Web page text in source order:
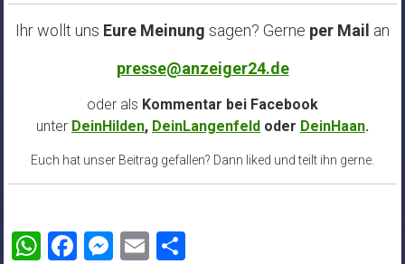
Ihr wollt uns Eure Meinung sagen? Gerne per Mail an
presse@anzeiger24.de
oder als Kommentar bei Facebook
unter DeinHilden, DeinLangenfeld oder DeinHaan.
Euch hat unser Beitrag gefallen? Dann liked und teilt ihn gerne.
WhatsApp
Facebook
Messenger
EmailTeilen